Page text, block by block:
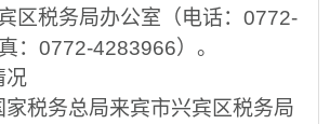
区税务局办公室（电话： 0772-
： 0772-4283966）。
况
家税务总局来宾市兴宾区税务局